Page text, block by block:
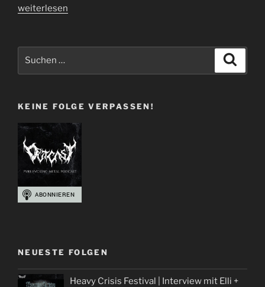
„Folge
We
Are
–
Rest
Power
Alexi
Laiho“
weiterlesen
KEINE FOLGE VERPASSEN!
NEUESTE FOLGEN
Heavy Crisis Festival | Interview mit Elli +